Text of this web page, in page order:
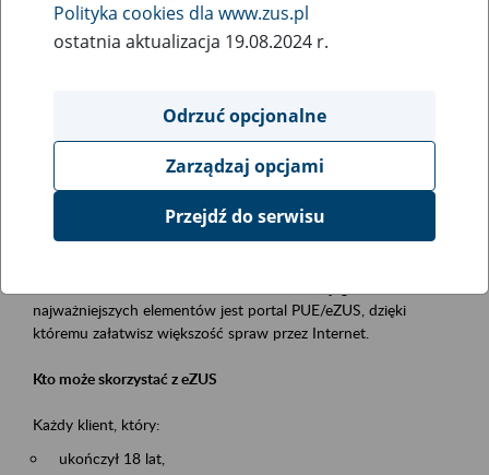
Rodzaj wydarzenia
Szkolenia
obsługa klientów
Event description
Platforma Usług Elektronicznych ZUS eZUS
najważniejszych elementów jest portal PUE/eZUS, dzięki
któremu załatwisz większość spraw przez Internet.
Kto może skorzystać z eZUS
Każdy klient, który:
ukończył 18 lat,
Polityka cookies dla www.zus.pl
ostatnia aktualizacja 19.08.2024 r.
Odrzuć opcjonalne
Zarządzaj opcjami
Przejdź do serwisu